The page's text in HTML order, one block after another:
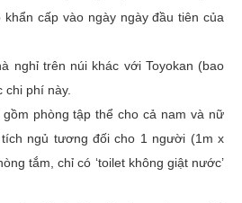
cấp vào ngày ngày đầu tiên của
nghỉ trên núi khác với Toyokan (bao
chi phí này.
phòng tập thể cho cả nam và nữ
ngủ tương đối cho 1 người (1m x
tắm, chỉ có ‘toilet không giật nước’